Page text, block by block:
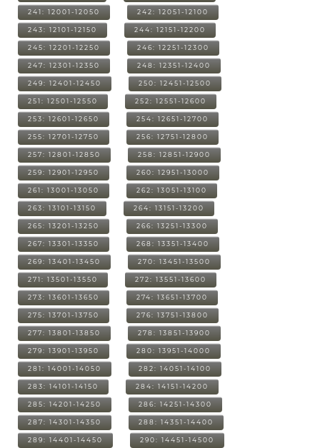
241: 12001-12050 242: 12051-12100
243: 12101-12150 244: 12151-12200
245: 12201-12250 246: 12251-12300
247: 12301-12350 248: 12351-12400
249: 12401-12450 250: 12451-12500
251: 12501-12550 252: 12551-12600
253: 12601-12650 254: 12651-12700
255: 12701-12750 256: 12751-12800
257: 12801-12850 258: 12851-12900
259: 12901-12950 260: 12951-13000
261: 13001-13050 262: 13051-13100
263: 13101-13150 264: 13151-13200
265: 13201-13250 266: 13251-13300
267: 13301-13350 268: 13351-13400
269: 13401-13450 270: 13451-13500
271: 13501-13550 272: 13551-13600
273: 13601-13650 274: 13651-13700
275: 13701-13750 276: 13751-13800
277: 13801-13850 278: 13851-13900
279: 13901-13950 280: 13951-14000
281: 14001-14050 282: 14051-14100
283: 14101-14150 284: 14151-14200
285: 14201-14250 286: 14251-14300
287: 14301-14350 288: 14351-14400
289: 14401-14450 290: 14451-14500